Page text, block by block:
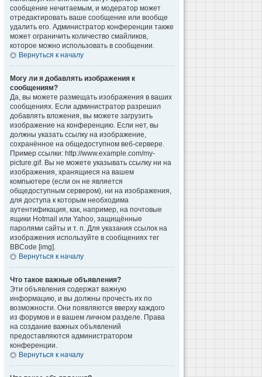
сообщение нечитаемым, и модератор может
отредактировать ваше сообщение или вообще
удалить его. Администратор конференции также
может ограничить количество смайликов,
которое можно использовать в сообщении.
Вернуться к началу
Могу ли я добавлять изображения к
сообщениям?
Да, вы можете размещать изображения в ваших
сообщениях. Если администратор разрешил
добавлять вложения, вы можете загрузить
изображение на конференцию. Если нет, вы
должны указать ссылку на изображение,
сохранённое на общедоступном веб-сервере.
Пример ссылки: http://www.example.com/my-
picture.gif. Вы не можете указывать ссылку ни на
изображения, хранящиеся на вашем
компьютере (если он не является
общедоступным сервером), ни на изображения,
для доступа к которым необходима
аутентификация, как, например, на почтовые
ящики Hotmail или Yahoo, защищённые
паролями сайты и т. п. Для указания ссылок на
изображения используйте в сообщениях тег
BBCode [img].
Вернуться к началу
Что такое важные объявления?
Эти объявления содержат важную
информацию, и вы должны прочесть их по
возможности. Они появляются вверху каждого
из форумов и в вашем личном разделе. Права
на создание важных объявлений
предоставляются администратором
конференции.
Вернуться к началу